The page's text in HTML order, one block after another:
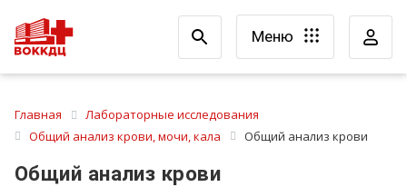
Меню
Главная
Лабораторные исследования
Общий анализ крови, мочи, кала
Общий анализ крови
Общий анализ крови